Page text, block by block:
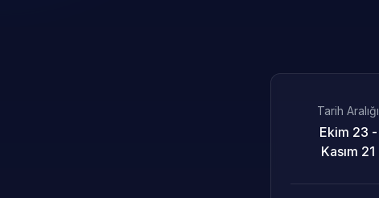
Tarih Aralığı
Ekim 23 -
Kasım 21